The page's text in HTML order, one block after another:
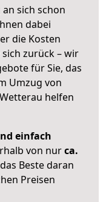
sich schon
dabei
die Kosten
sich zurück – wir
für Sie, das
Umzug von
helfen
einfach
von nurca.
Beste daran
Preisen